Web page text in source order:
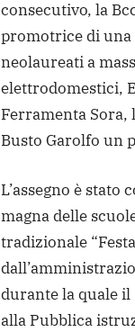
consecutivo, la
promotrice di una
neolaureati a
elettrodomestici,
Ferramenta Sora,
Busto Garolfo un
L’assegno è stato
magna delle
tradizionale
durante la quale il
alla Pubblica